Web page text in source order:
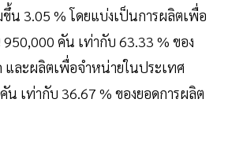
น 3.05 % โดยแบ่งเป็นการผลิตเพื่อ
คัน เท่ากับ 63.33 % ของ
และผลิตเพื่อจำหน่ายในประเทศ
เท่ากับ 36.67 % ของยอดการผลิต